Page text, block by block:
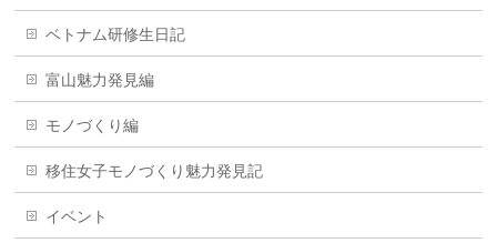
ベトナム研修生日記
富山魅力発見編
モノづくり編
移住女子モノづくり魅力発見記
イベント